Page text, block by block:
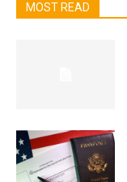
MOST READ